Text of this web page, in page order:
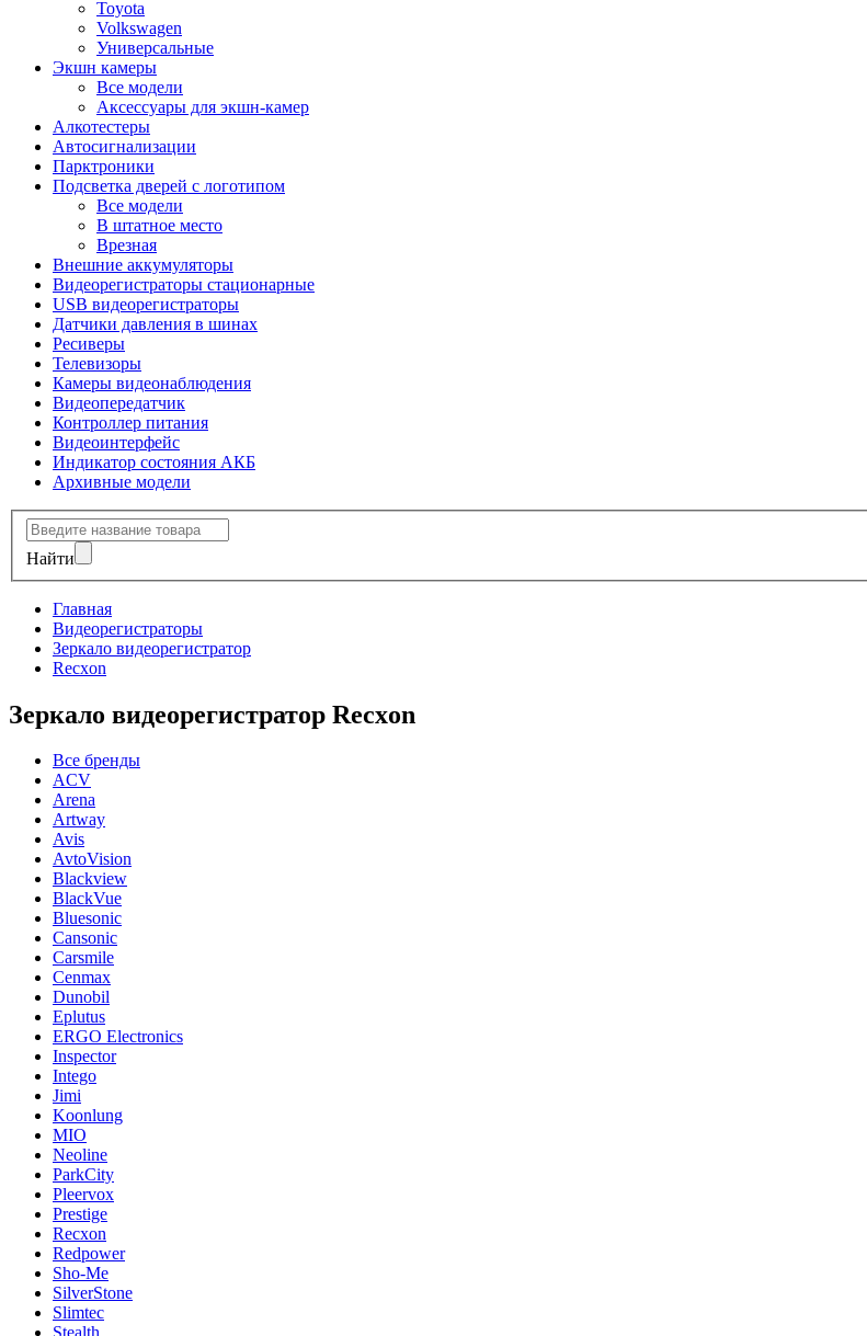
Toyota
Volkswagen
Универсальные
Экшн камеры
Все модели
Аксессуары для экшн-камер
Алкотестеры
Автосигнализации
Парктроники
Подсветка дверей с логотипом
Все модели
В штатное место
Врезная
Внешние аккумуляторы
Видеорегистраторы стационарные
USB видеорегистраторы
Датчики давления в шинах
Ресиверы
Телевизоры
Камеры видеонаблюдения
Видеопередатчик
Контроллер питания
Видеоинтерфейс
Индикатор состояния АКБ
Архивные модели
Найти
Главная
Видеорегистраторы
Зеркало видеорегистратор
Recxon
Зеркало видеорегистратор Recxon
Все бренды
ACV
Arena
Artway
Avis
AvtoVision
Blackview
BlackVue
Bluesonic
Cansonic
Carsmile
Cenmax
Dunobil
Eplutus
ERGO Electronics
Inspector
Intego
Jimi
Koonlung
MIO
Neoline
ParkCity
Pleervox
Prestige
Recxon
Redpower
Sho-Me
SilverStone
Slimtec